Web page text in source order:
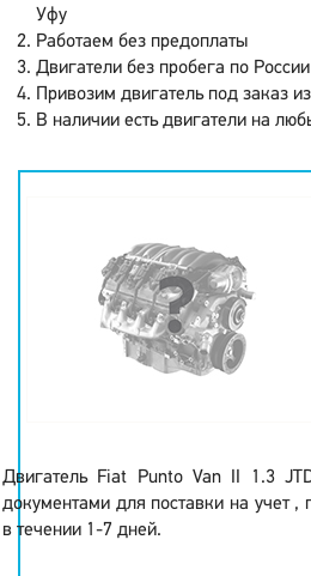
Уфу
Работаем без предоплаты
Двигатели без пробега по России
Привозим двигатель под заказ
В наличии есть двигатели на
Двигатель Fiat Punto Van II 1.3
документами для поставки на учет ,
в течении 1-7 дней.